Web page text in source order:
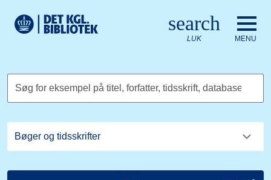
Det Kongelige Biblioteks logo. Gå til Det Kongelige
search
LUK MENU
Søg for eksempel på titel, forfatter, tidsskrift, database